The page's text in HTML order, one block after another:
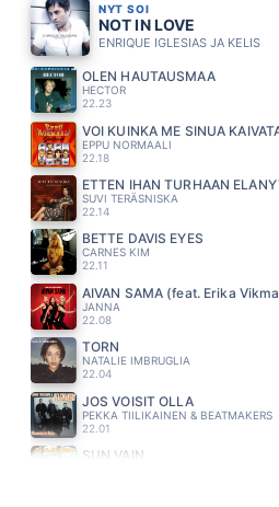
NYT SOI
NOT IN LOVE
ENRIQUE IGLESIAS JA KELIS
OLEN HAUTAUSMAA
HECTOR
22.23
VOI KUINKA ME SINUA
EPPU NORMAALI
22.18
ETTEN IHAN TURHAAN
SUVI TERÄSNISKA
22.14
BETTE DAVIS EYES
CARNES KIM
22.11
AIVAN SAMA (feat. Erika
JANNA
22.08
TORN
NATALIE IMBRUGLIA
22.04
JOS VOISIT OLLA
PEKKA TIILIKAINEN & BEATMAKERS
22.01
SUN VAIN